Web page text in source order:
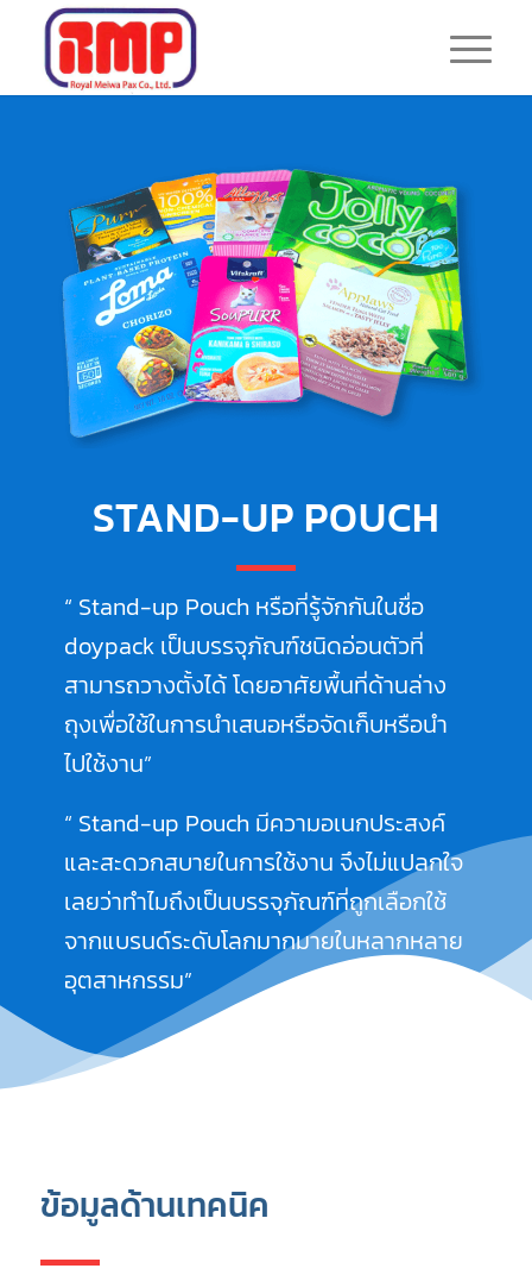
STAND-UP POUCH
“ Stand-up Pouch หรือที่รู้จักกันในชื่อ
doypack เป็นบรรจุภัณฑ์ชนิดอ่อนตัวที่
สามารถวางตั้งได้ โดยอาศัยพื้นที่ด้านล่าง
ถุงเพื่อใช้ในการนำเสนอหรือจัดเก็บหรือนำ
ไปใช้งาน”
“ Stand-up Pouch มีความอเนกประสงค์
และสะดวกสบายในการใช้งาน จึงไม่แปลกใจ
เลยว่าทำไมถึงเป็นบรรจุภัณฑ์ที่ถูกเลือกใช้
จากแบรนด์ระดับโลกมากมายในหลากหลาย
อุตสาหกรรม”
ข้อมูลด้านเทคนิค